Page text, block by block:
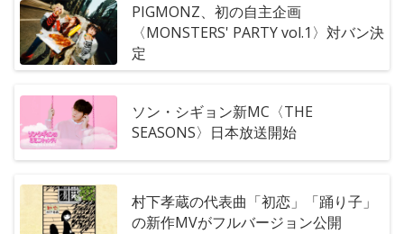
PIGMONZ、初の自主企画
〈MONSTERS' PARTY vol.1〉対バン決
定
ソン・シギョン新MC〈THE
SEASONS〉日本放送開始
村下孝蔵の代表曲「初恋」「踊り子」
の新作MVがフルバージョン公開